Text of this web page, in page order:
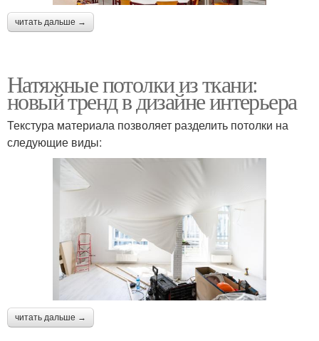
читать дальше →
Натяжные потолки из ткани:
новый тренд в дизайне интерьера
Текстура материала позволяет разделить потолки на
следующие виды:
читать дальше →